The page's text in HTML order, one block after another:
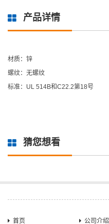
产品详情
材质：锌
螺纹：无螺纹
标准：UL 514B和C22.2第18号
猜您想看
首页 公司介绍